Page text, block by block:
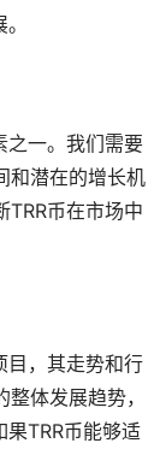
之一。我们需要
和潜在的增长机
TRR币在市场中
目，其走势和行
体发展趋势，
果TRR币能够适